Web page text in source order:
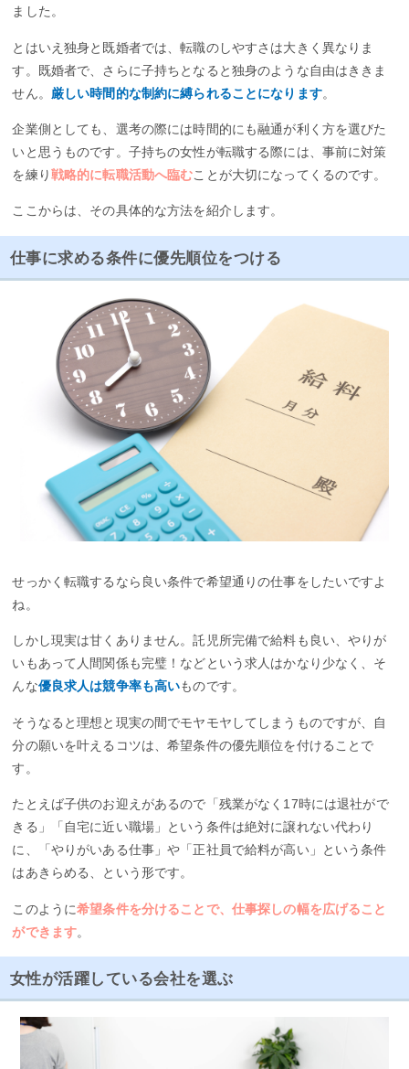
リクルートエージェントは求人数が多く、職種や業種に特化
していないので、具体的に希望職種や業種が決まっていなく
ても気軽に相談できますよ
＊ リクルートエージェントの詳しい評判をチェックする。
公式ページをみる ［PR］
ました。
とはいえ独身と既婚者では、転職のしやすさは大きく異なりま
す。既婚者で、さらに子持ちとなると独身のような自由はききま
せん。 厳しい時間的な制約に縛られることになります。
企業側としても、選考の際には時間的にも融通が利く方を選びた
いと思うものです。子持ちの女性が転職する際には、事前に対策
を練り戦略的に転職活動へ臨むことが大切になってくるのです。
ここからは、その具体的な方法を紹介します。
仕事に求める条件に優先順位をつける
せっかく転職するなら良い条件で希望通りの仕事をしたいですよ
ね。
しかし現実は甘くありません。託児所完備で給料も良い、やりが
いもあって人間関係も完璧！などという求人はかなり少なく、そ
んな優良求人は競争率も高いものです。
そうなると理想と現実の間でモヤモヤしてしまうものですが、自
分の願いを叶えるコツは、希望条件の優先順位を付けることで
す。
たとえば子供のお迎えがあるので「残業がなく17時には退社がで
きる」「自宅に近い職場」という条件は絶対に譲れない代わり
に、「やりがいある仕事」や「正社員で給料が高い」という条件
はあきらめる、という形です。
このように希望条件を分けることで、仕事探しの幅を広げること
ができます。
女性が活躍している会社を選ぶ